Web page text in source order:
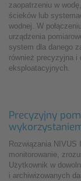
zaopatrzeniu w
ścieków lub
wodnej. W
urządzenia
system dla danego
również precyzyjna i
eksploatacyjnych.
Precyzyjny
Rozwiązania
monitorowanie,
Użytkownik w
i archiwizowanych